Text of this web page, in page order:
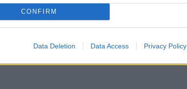
CONFIRM
Data Deletion Data Access Privacy Policy